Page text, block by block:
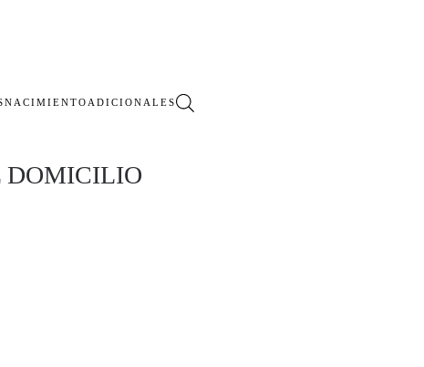
NACIMIENTO ADICIONALES
DOMICILIO